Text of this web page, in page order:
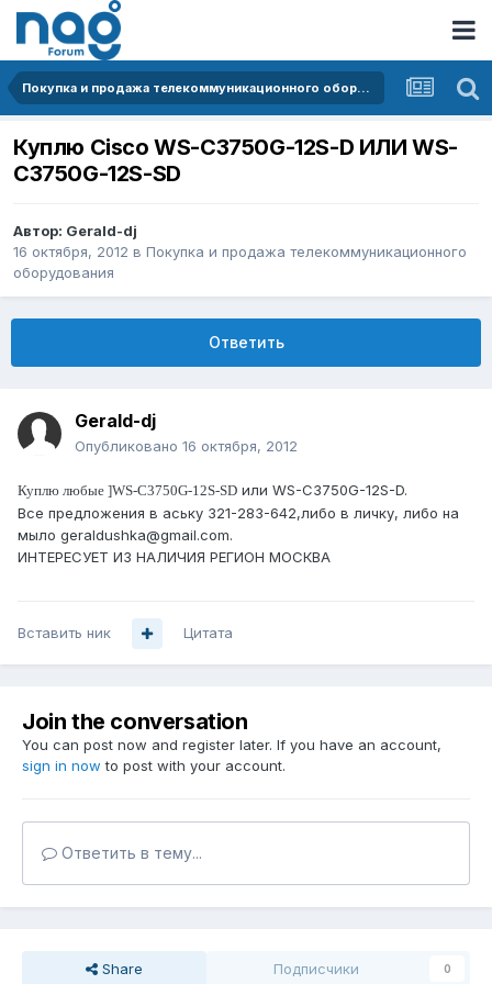
Покупка и продажа телекоммуникационного оборудования
Куплю Cisco WS-C3750G-12S-D ИЛИ WS-
C3750G-12S-SD
Автор: Gerald-dj
16 октября, 2012 в Покупка и продажа телекоммуникационного
оборудования
Ответить
Gerald-dj
Опубликовано 16 октября, 2012
Куплю любые ]WS-C3750G-12S-SD или WS-C3750G-12S-D.
Все предложения в аську 321-283-642,либо в личку, либо на
мыло geraldushka@gmail.com.
ИНТЕРЕСУЕТ ИЗ НАЛИЧИЯ РЕГИОН МОСКВА
Вставить ник Цитата
Join the conversation
You can post now and register later. If you have an account,
sign in now to post with your account.
Ответить в тему...
Share Подписчики 0